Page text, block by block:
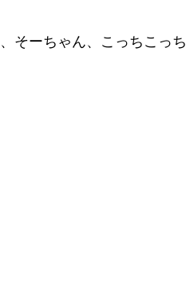
そーちゃん、こっちこっち